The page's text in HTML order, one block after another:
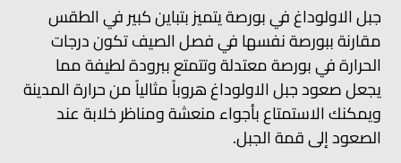
جبل الاولوداغ في بورصة يتميز بتباين كبير في الطقس
مقارنة ببورصة نفسها في فصل الصيف تكون درجات
الحرارة في بورصة معتدلة وتتمتع ببرودة لطيفة مما
يجعل صعود جبل الاولوداغ هروباً مثالياً من حرارة المدينة
ويمكنك الاستمتاع بأجواء منعشة ومناظر خلابة عند
الصعود إلى قمة الجبل.